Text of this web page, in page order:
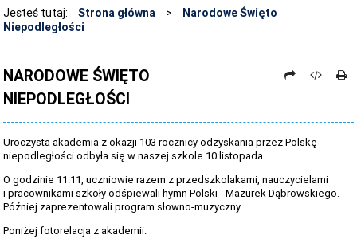
PRZECIWDZIAŁANIE PRZEMOCY RÓWIEŚNICZEJ
ŚWIETLICA
LABORATORIUM PRZYSZŁOŚCI
KONKURSY
ZAWODY SPORTOWE
ARCHIWUM STRONY
DANE OSOBOWE
Jesteś tutaj: Strona główna >
Narodowe Święto
Niepodległości
NARODOWE ŚWIĘTO
NIEPODLEGŁOŚCI
Uroczysta akademia z okazji 103 rocznicy odzyskania przez Polskę
niepodległości odbyła się w naszej szkole 10 listopada.
O godzinie 11.11, uczniowie razem z przedszkolakami, nauczycielami
i pracownikami szkoły odśpiewali hymn Polski - Mazurek Dąbrowskiego.
Później zaprezentowali program słowno-muzyczny.
Poniżej fotorelacja z akademii.